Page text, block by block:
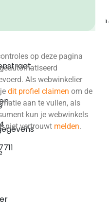
op deze pagina
Als webwinkelier
dit profiel claimen om de
aan te vullen, als
kun je webwinkels
niet vertrouwt melden.